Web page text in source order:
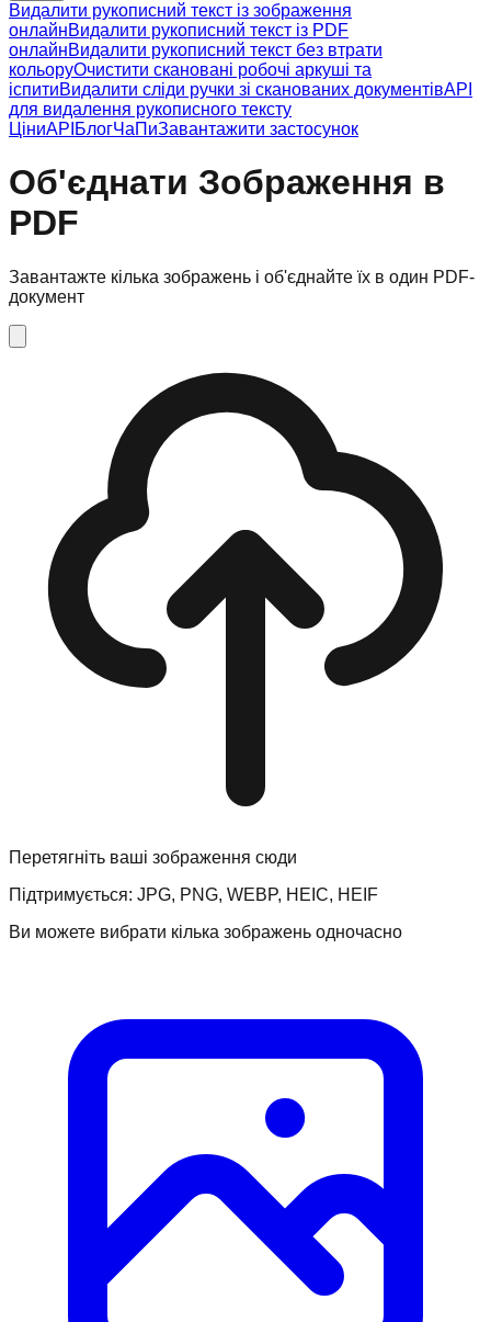
Видалити рукописний текст із зображення
онлайнВидалити рукописний текст із PDF
онлайнВидалити рукописний текст без втрати
кольоруОчистити скановані робочі аркуші та
іспитиВидалити сліди ручки зі сканованих документівAPI
для видалення рукописного тексту
ЦіниAPI БлогЧаПиЗавантажити застосунок
Об'єднати Зображення в
PDF
Завантажте кілька зображень і об'єднайте їх в один PDF-
документ
Перетягніть ваші зображення сюди
Підтримується: JPG, PNG, WEBP, HEIC, HEIF
Ви можете вибрати кілька зображень одночасно